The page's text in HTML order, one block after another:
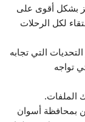
بشكل أقوى على
لكل الرحلات
التي تجابه
تواجه
الملفات.
بمحافظة أسوان